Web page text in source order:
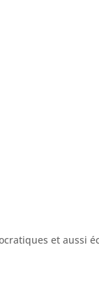
et aussi